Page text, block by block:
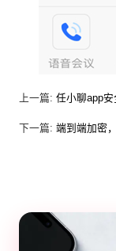
上一篇: 任小聊app安
下一篇: 端到端加密